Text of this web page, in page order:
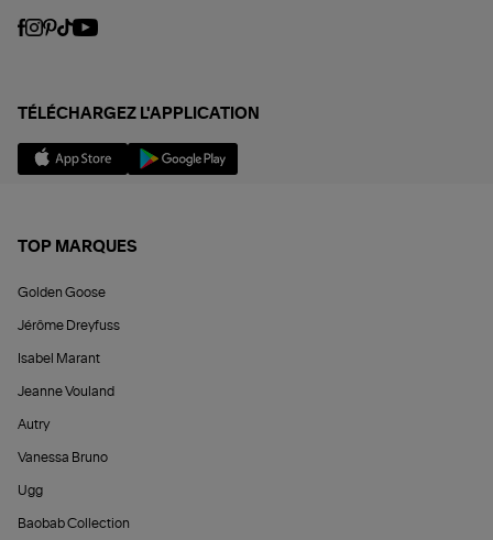
TÉLÉCHARGEZ L'APPLICATION
TOP MARQUES
Golden Goose
Jérôme Dreyfuss
Isabel Marant
Jeanne Vouland
Autry
Vanessa Bruno
Ugg
Baobab Collection